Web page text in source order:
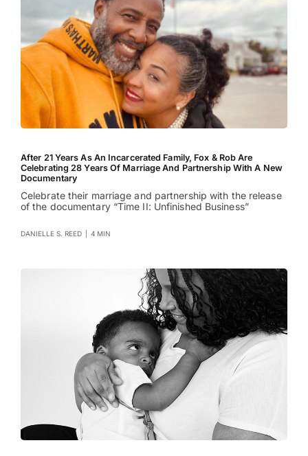
After 21 Years As An Incarcerated Family, Fox & Rob Are
Celebrating 28 Years Of Marriage And Partnership With A New
Documentary
Celebrate their marriage and partnership with the release
of the documentary “Time II: Unfinished Business”
DANIELLE S. REED 4 MIN